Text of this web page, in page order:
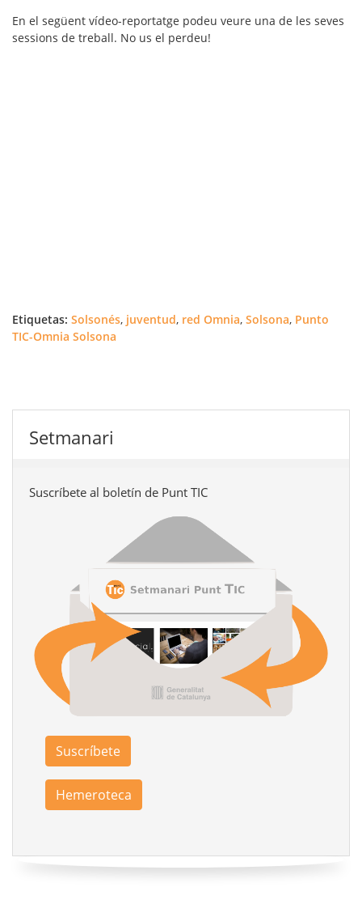
En el següent vídeo-reportatge podeu veure una de les seves
sessions de treball. No us el perdeu!
Etiquetas: Solsonés, juventud, red Omnia, Solsona, Punto
TIC-Omnia Solsona
Setmanari
Suscríbete al boletín de Punt TIC
Suscríbete
Hemeroteca